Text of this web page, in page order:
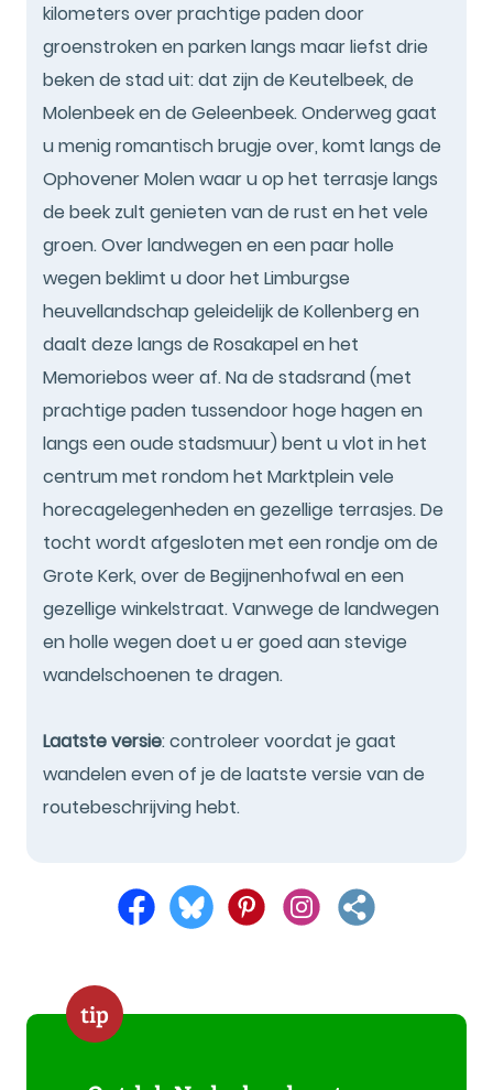
kilometers over prachtige paden door
groenstroken en parken langs maar liefst drie
beken de stad uit: dat zijn de Keutelbeek, de
Molenbeek en de Geleenbeek. Onderweg gaat
u menig romantisch brugje over, komt langs de
Ophovener Molen waar u op het terrasje langs
de beek zult genieten van de rust en het vele
groen. Over landwegen en een paar holle
wegen beklimt u door het Limburgse
heuvellandschap geleidelijk de Kollenberg en
daalt deze langs de Rosakapel en het
Memoriebos weer af. Na de stadsrand (met
prachtige paden tussendoor hoge hagen en
langs een oude stadsmuur) bent u vlot in het
centrum met rondom het Marktplein vele
horecagelegenheden en gezellige terrasjes. De
tocht wordt afgesloten met een rondje om de
Grote Kerk, over de Begijnenhofwal en een
gezellige winkelstraat. Vanwege de landwegen
en holle wegen doet u er goed aan stevige
wandelschoenen te dragen.
Laatste versie: controleer voordat je gaat
wandelen even of je de laatste versie van de
routebeschrijving hebt.
tip